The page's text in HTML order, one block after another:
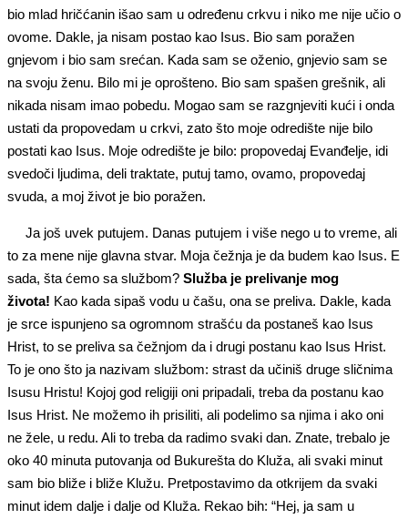
bio mlad hričćanin išao sam u određenu crkvu i niko me nije učio o
ovome. Dakle, ja nisam postao kao Isus. Bio sam poražen
gnjevom i bio sam srećan. Kada sam se oženio, gnjevio sam se
na svoju ženu. Bilo mi je oprošteno. Bio sam spašen grešnik, ali
nikada nisam imao pobedu. Mogao sam se razgnjeviti kući i onda
ustati da propovedam u crkvi, zato što moje odredište nije bilo
postati kao Isus. Moje odredište je bilo: propovedaj Evanđelje, idi
svedoči ljudima, deli traktate, putuj tamo, ovamo, propovedaj
svuda, a moj život je bio poražen.
Ja još uvek putujem. Danas putujem i više nego u to vreme, ali
to za mene nije glavna stvar. Moja čežnja je da budem kao Isus. E
sada, šta ćemo sa službom? Služba je prelivanje mog
života! Kao kada sipaš vodu u čašu, ona se preliva. Dakle, kada
je srce ispunjeno sa ogromnom strašću da postaneš kao Isus
Hrist, to se preliva sa čežnjom da i drugi postanu kao Isus Hrist.
To je ono što ja nazivam službom: strast da učiniš druge sličnima
Isusu Hristu! Kojoj god religiji oni pripadali, treba da postanu kao
Isus Hrist. Ne možemo ih prisiliti, ali podelimo sa njima i ako oni
ne žele, u redu. Ali to treba da radimo svaki dan. Znate, trebalo je
oko 40 minuta putovanja od Bukurešta do Kluža, ali svaki minut
sam bio bliže i bliže Klužu. Pretpostavimo da otkrijem da svaki
minut idem dalje i dalje od Kluža. Rekao bih: “Hej, ja sam u